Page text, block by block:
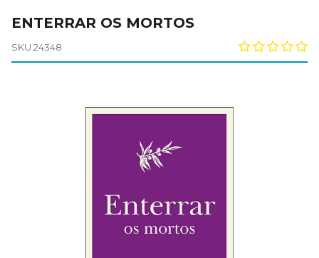
ENTERRAR OS MORTOS
SKU 24348